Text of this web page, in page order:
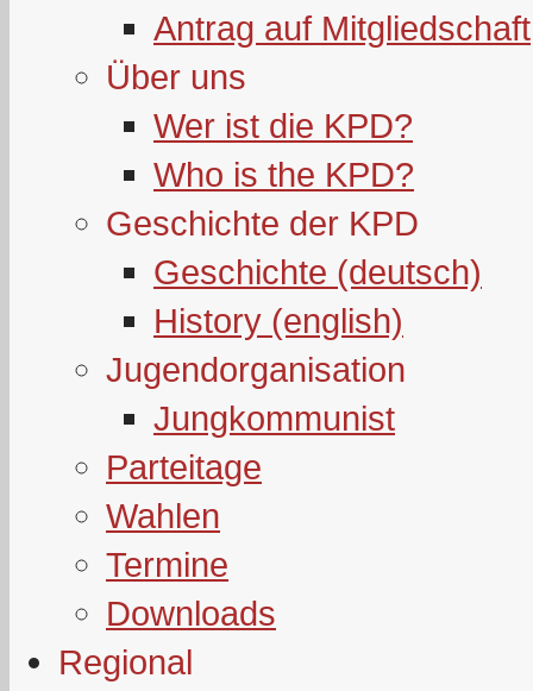
Antrag auf Mitgliedschaft
Über uns
Wer ist die KPD?
Who is the KPD?
Geschichte der KPD
Geschichte (deutsch)
History (english)
Jugendorganisation
Jungkommunist
Parteitage
Wahlen
Termine
Downloads
Regional